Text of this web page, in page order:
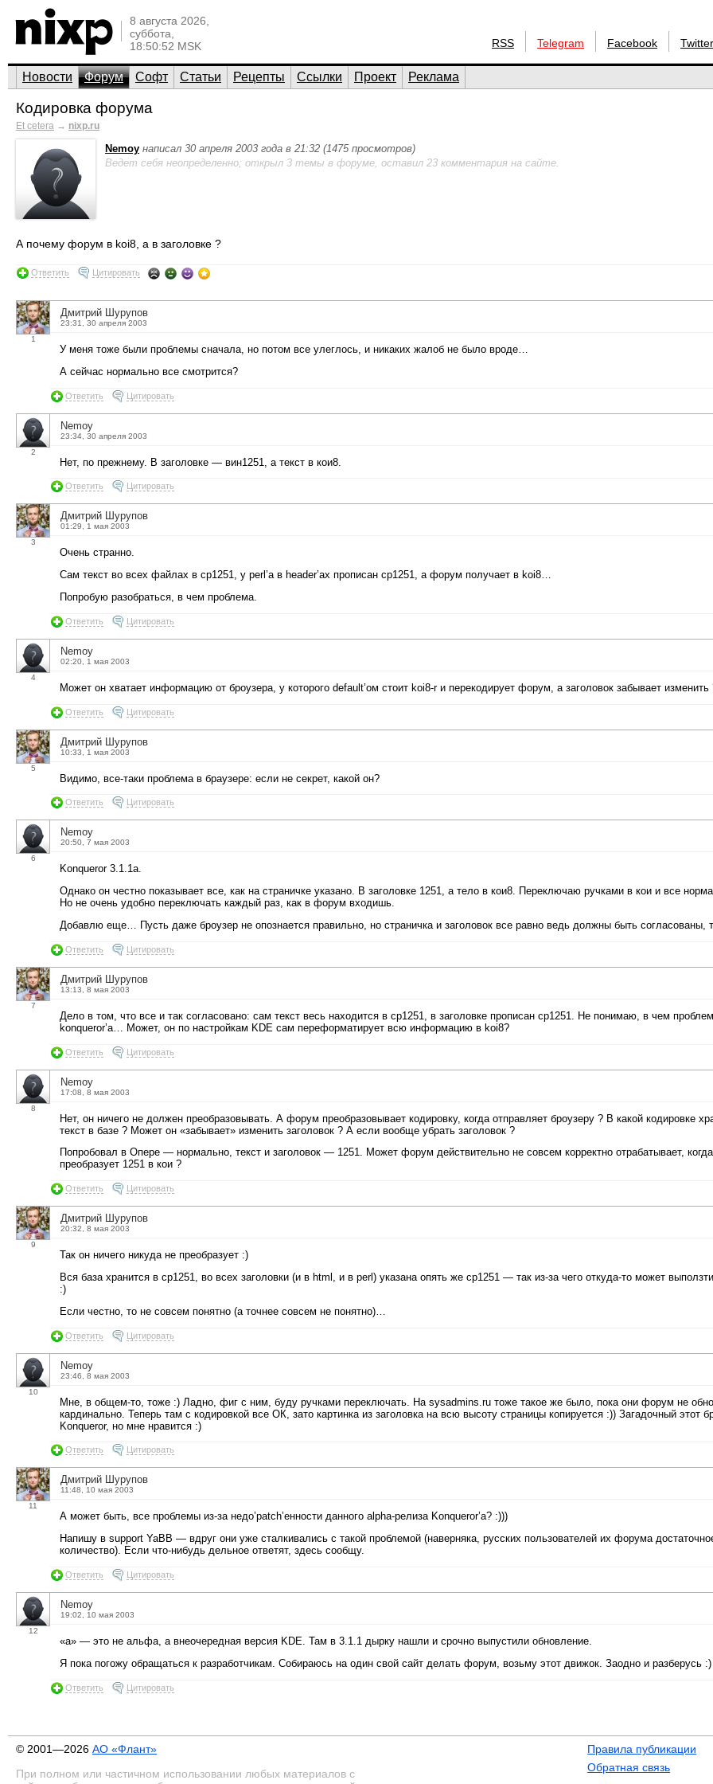
8 августа 2026,
суббота,
18:50:52 MSK
RSS Telegram Facebook Twitter
Новости Форум Софт Статьи Рецепты Ссылки Проект Реклама
Кодировка форума
Et cetera → nixp.ru
Nemoy написал 30 апреля 2003 года в 21:32 (1475 просмотров)
Ведет себя неопределенно; открыл 3 темы в форуме, оставил 23 комментария на сайте.
А почему форум в koi8, а в заголовке ?
Ответить Цитировать
1
Дмитрий Шурупов
23:31, 30 апреля 2003
У меня тоже были проблемы сначала, но потом все улеглось, и никаких жалоб не было вроде…
А сейчас нормально все смотрится?
Ответить Цитировать
2
Nemoy
23:34, 30 апреля 2003
Нет, по прежнему. В заголовке — вин1251, а текст в кои8.
Ответить Цитировать
3
Дмитрий Шурупов
01:29, 1 мая 2003
Очень странно.
Сам текст во всех файлах в cp1251, у perl’а в header’ах прописан cp1251, а форум получает в koi8…
Попробую разобраться, в чем проблема.
Ответить Цитировать
4
Nemoy
02:20, 1 мая 2003
Может он хватает информацию от броузера, у которого default’ом стоит koi8-r и перекодирует форум, а заголовок забывает изменить
Ответить Цитировать
5
Дмитрий Шурупов
10:33, 1 мая 2003
Видимо, все-таки проблема в браузере: если не секрет, какой он?
Ответить Цитировать
6
Nemoy
20:50, 7 мая 2003
Konqueror 3.1.1а.
Однако он честно показывает все, как на страничке указано. В заголовке 1251, а тело в кои8. Переключаю ручками в кои и все
Но не очень удобно переключать каждый раз, как в форум входишь.
Добавлю еще… Пусть даже броузер не опознается правильно, но страничка и заголовок все равно ведь должны быть согласованы,
Ответить Цитировать
7
Дмитрий Шурупов
13:13, 8 мая 2003
Дело в том, что все и так согласовано: сам текст весь находится в cp1251, в заголовке прописан cp1251. Не понимаю, в чем
konqueror’а… Может, он по настройкам KDE сам переформатирует всю информацию в koi8?
Ответить Цитировать
8
Nemoy
17:08, 8 мая 2003
Нет, он ничего не должен преобразовывать. А форум преобразовывает кодировку, когда отправляет броузеру ? В какой кодировке
текст в базе ? Может он «забывает» изменить заголовок ? А если вообще убрать заголовок ?
Попробовал в Опере — нормально, текст и заголовок — 1251. Может форум действительно не совсем корректно отрабатывает, когда
преобразует 1251 в кои ?
Ответить Цитировать
9
Дмитрий Шурупов
20:32, 8 мая 2003
Так он ничего никуда не преобразует :)
Вся база хранится в cp1251, во всех заголовки (и в html, и в perl) указана опять же cp1251 — так из-за чего откуда-то может
:)
Если честно, то не совсем понятно (а точнее совсем не понятно)…
Ответить Цитировать
10
Nemoy
23:46, 8 мая 2003
Мне, в общем-то, тоже :) Ладно, фиг с ним, буду ручками переключать. На sysadmins.ru тоже такое же было, пока они форум не
кардинально. Теперь там с кодировкой все ОК, зато картинка из заголовка на всю высоту страницы копируется :)) Загадочный этот
Konqueror, но мне нравится :)
Ответить Цитировать
11
Дмитрий Шурупов
11:48, 10 мая 2003
А может быть, все проблемы из-за недо’patch’енности данного alpha-релиза Konqueror’а? :)))
Напишу в support YaBB — вдруг они уже сталкивались с такой проблемой (наверняка, русских пользователей их форума
количество). Если что-нибудь дельное ответят, здесь сообщу.
Ответить Цитировать
12
Nemoy
19:02, 10 мая 2003
«а» — это не альфа, а внеочередная версия KDE. Там в 3.1.1 дырку нашли и срочно выпустили обновление.
Я пока погожу обращаться к разработчикам. Собираюсь на один свой сайт делать форум, возьму этот движок. Заодно и разберусь :)
Ответить Цитировать
© 2001—2026 АО «Флант»
При полном или частичном использовании любых материалов с
Правила публикации
Обратная связь